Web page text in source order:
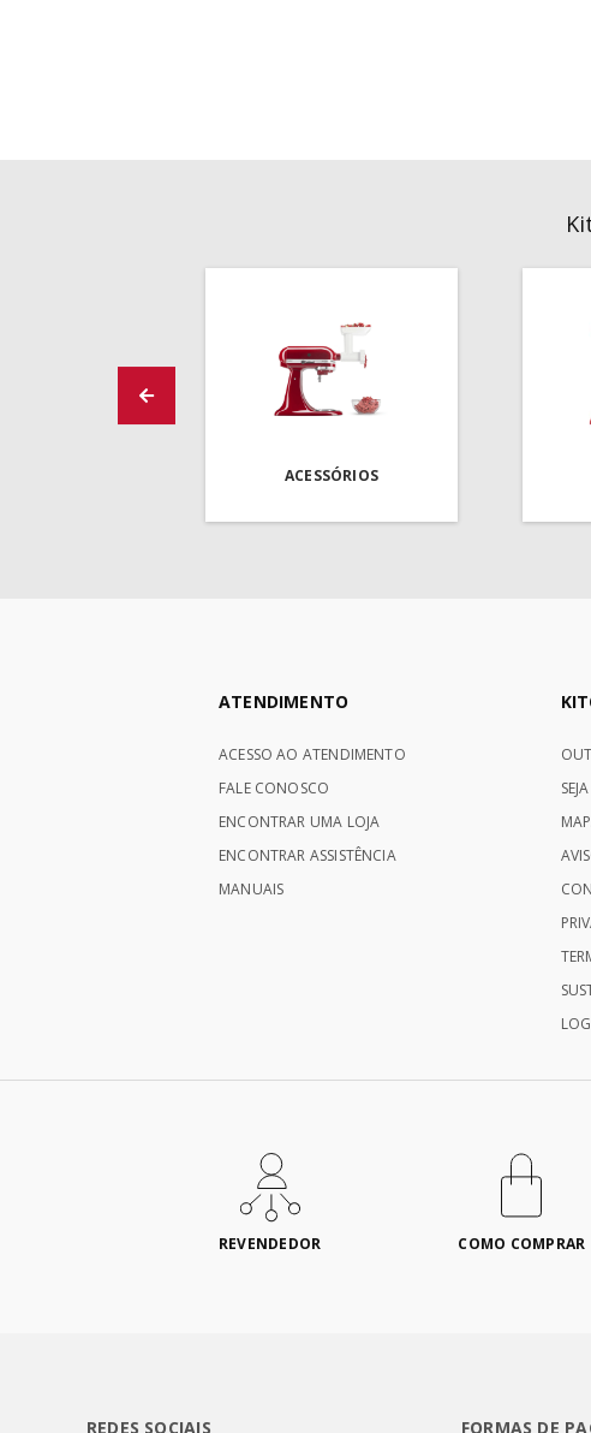
ACESSÓRIOS
ATENDIMENTO
ACESSO AO ATENDIMENTO
FALE CONOSCO
ENCONTRAR UMA LOJA
ENCONTRAR ASSISTÊNCIA
MANUAIS
REVENDEDOR COMO COMPRAR
REDES SOCIAIS FORMAS DE